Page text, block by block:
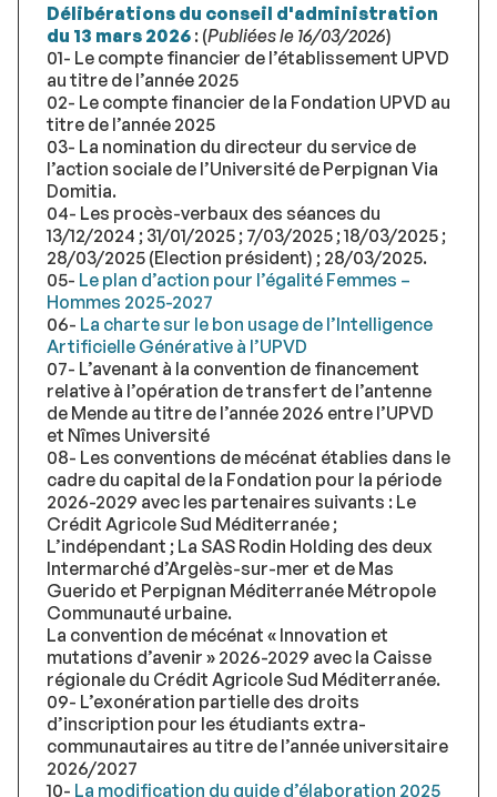
Délibérations du conseil d'administration
du 13 mars 2026 : (Publiées le 16/03/2026)
01- Le compte financier de l’établissement UPVD
au titre de l’année 2025
02- Le compte financier de la Fondation UPVD au
titre de l’année 2025
03- La nomination du directeur du service de
l’action sociale de l’Université de Perpignan Via
Domitia.
04- Les procès-verbaux des séances du
13/12/2024 ; 31/01/2025 ; 7/03/2025 ; 18/03/2025 ;
28/03/2025 (Election président) ; 28/03/2025.
05- Le plan d’action pour l’égalité Femmes –
Hommes 2025-2027
06- La charte sur le bon usage de l’Intelligence
Artificielle Générative à l’UPVD
07- L’avenant à la convention de financement
relative à l’opération de transfert de l’antenne
de Mende au titre de l’année 2026 entre l’UPVD
et Nîmes Université
08- Les conventions de mécénat établies dans le
cadre du capital de la Fondation pour la période
2026-2029 avec les partenaires suivants : Le
Crédit Agricole Sud Méditerranée ;
L’indépendant ; La SAS Rodin Holding des deux
Intermarché d’Argelès-sur-mer et de Mas
Guerido et Perpignan Méditerranée Métropole
Communauté urbaine.
La convention de mécénat « Innovation et
mutations d’avenir » 2026-2029 avec la Caisse
régionale du Crédit Agricole Sud Méditerranée.
09- L’exonération partielle des droits
d’inscription pour les étudiants extra-
communautaires au titre de l’année universitaire
2026/2027
10- La modification du guide d’élaboration 2025